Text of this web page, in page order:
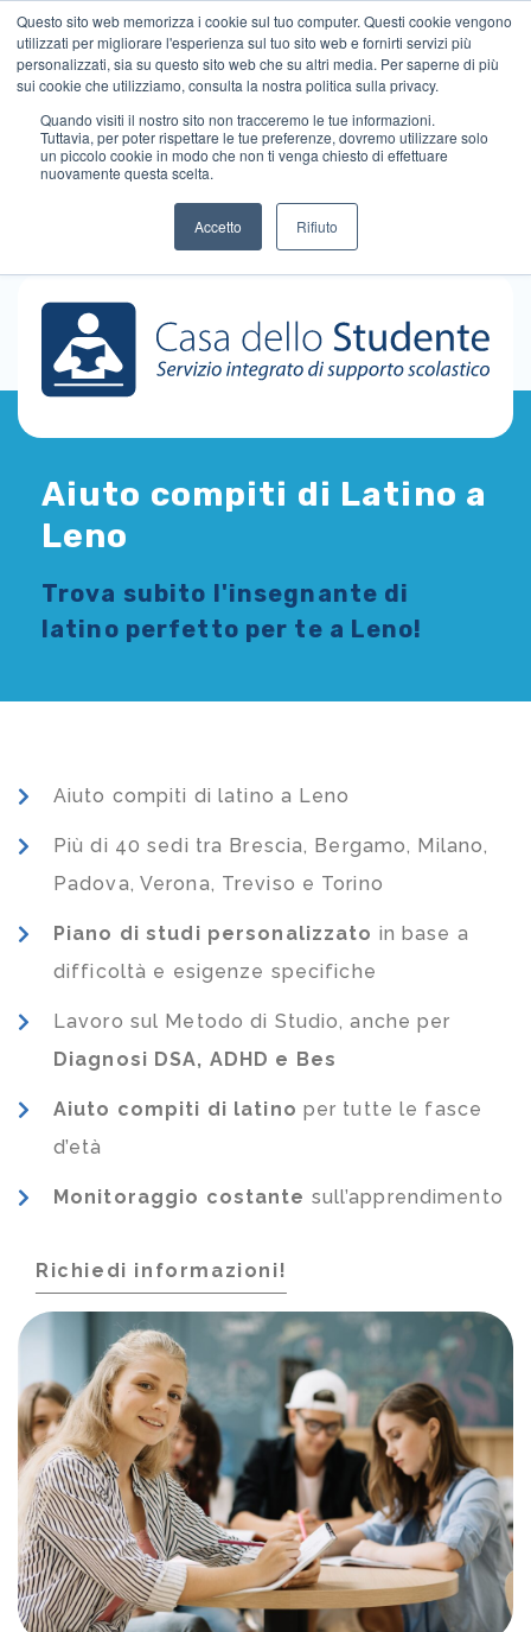
Questo sito web memorizza i cookie sul tuo computer. Questi cookie vengono
utilizzati per migliorare l'esperienza sul tuo sito web e fornirti servizi più
personalizzati, sia su questo sito web che su altri media. Per saperne di più
sui cookie che utilizziamo, consulta la nostra politica sulla privacy.
Quando visiti il ​​nostro sito non tracceremo le tue informazioni.
Tuttavia, per poter rispettare le tue preferenze, dovremo utilizzare solo
un piccolo cookie in modo che non ti venga chiesto di effettuare
nuovamente questa scelta.
Accetto Rifiuto
Aiuto compiti di Latino a
Leno
Trova subito l'insegnante di
latino perfetto per te a Leno!
Aiuto compiti di latino a Leno
Più di 40 sedi tra Brescia, Bergamo, Milano,
Padova, Verona, Treviso e Torino
Piano di studi personalizzato in base a
difficoltà e esigenze specifiche
Lavoro sul Metodo di Studio, anche per
Diagnosi DSA, ADHD e Bes
Aiuto compiti di latino per tutte le fasce
d’età
Monitoraggio costante sull’apprendimento
Richiedi informazioni!